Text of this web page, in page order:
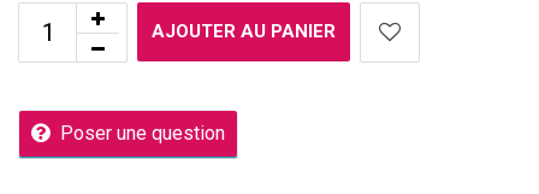
AJOUTER AU PANIER
Poser une question